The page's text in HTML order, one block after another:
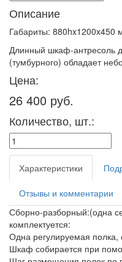
Описание
Габариты: 880hx1200x450
Длинный шкаф-антресоль
(тумбурного) обладает
Цена:
26 400 руб.
Количество, шт.:
Характеристики
Отзывы и комментарии
Сборно-разборный:(одна
комплектуется:
Одна регулируемая полка,
Шкаф собирается при